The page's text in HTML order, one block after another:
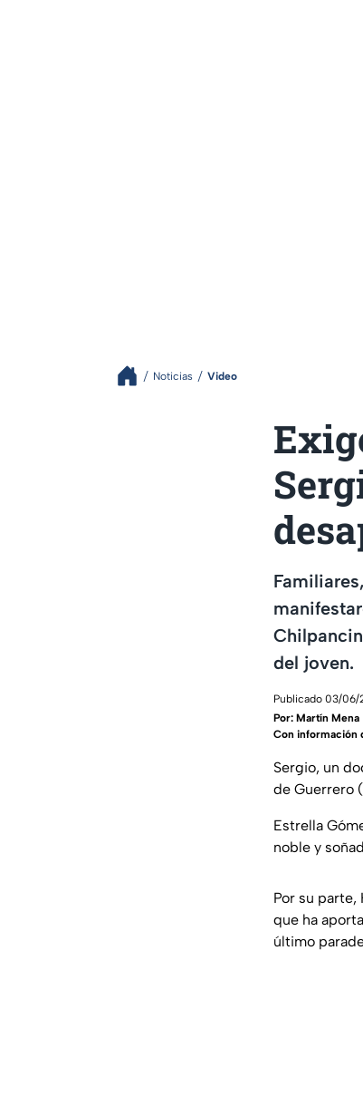
Noticias Video
del joven.
Publicado 03/06/
Por: Martín Mena
Con información
Sergio, un
de Guerrero
Estrella
noble y
Por su parte,
que ha
último